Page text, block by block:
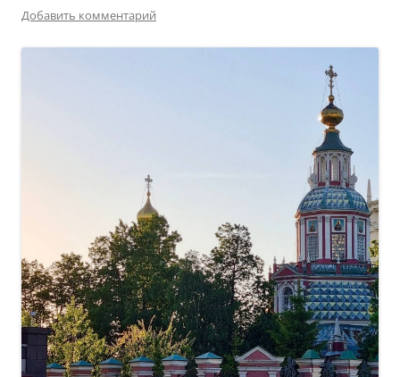
Добавить комментарий